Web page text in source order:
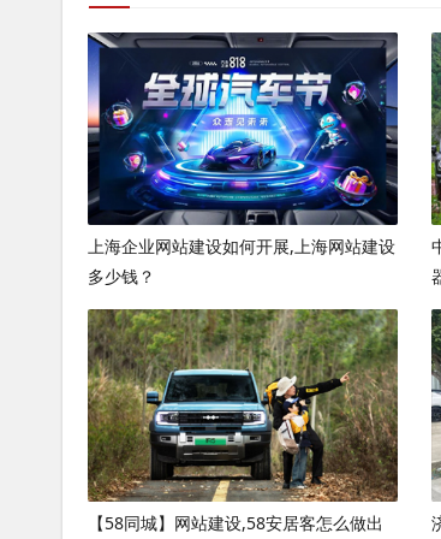
上海企业网站建设如何开展,上海网站建设
多少钱？
【58同城】网站建设,58安居客怎么做出